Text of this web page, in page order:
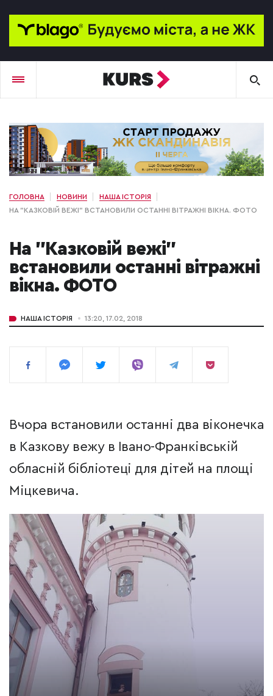
ГОЛОВНА НОВИНИ
НАША ІСТОРІЯ
НА "КАЗКОВІЙ ВЕЖІ" ВСТАНОВИЛИ ОСТАННІ ВІТРАЖНІ ВІКНА. ФОТО
На "Казковій вежі"
встановили останні вітражні
вікна. ФОТО
НАША ІСТОРІЯ 13:20, 17.02, 2018
Вчора встановили останні два віконечка
в Казкову вежу в Івано-Франківській
обласній бібліотеці для дітей на площі
Міцкевича.